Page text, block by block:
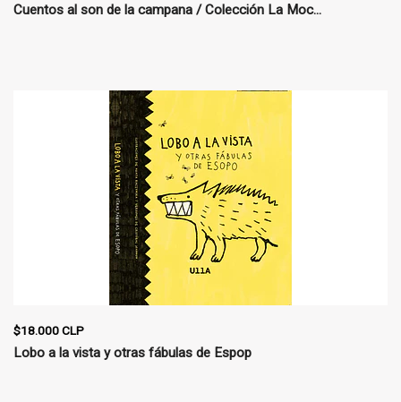
Cuentos al son de la campana / Colección La Moc...
$18.000 CLP
Lobo a la vista y otras fábulas de Espop